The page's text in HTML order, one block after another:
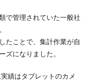
で管理されていた一般社
たことで、集計作業が自
ズになりました。
績はタブレットのカメ